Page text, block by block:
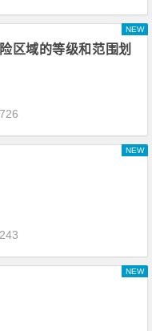
区域的等级和范围划
NEW
NEW
NEW